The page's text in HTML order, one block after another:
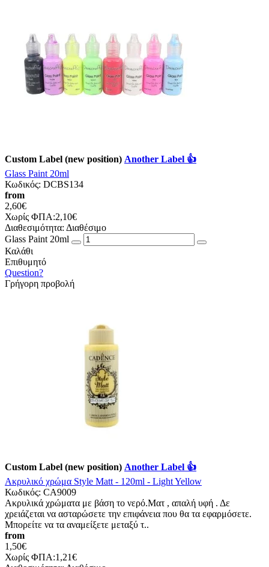
Custom Label (new position) Another Label 👍
Glass Paint 20ml
Κωδικός: DCBS134
from
2,60€
Χωρίς ΦΠΑ:2,10€
Διαθεσιμότητα: Διαθέσιμο
Glass Paint 20ml
Καλάθι
Επιθυμητό
Question?
Γρήγορη προβολή
Custom Label (new position) Another Label 👍
Ακρυλικό χρώμα Style Matt - 120ml - Light Yellow
Κωδικός: CA9009
Ακρυλικά χρώματα με βάση το νερό.Ματ , απαλή υφή . Δε
χρειάζεται να ασταρώσετε την επιφάνεια που θα τα εφαρμόσετε.
Μπορείτε να τα αναμείξετε μεταξύ τ..
from
1,50€
Χωρίς ΦΠΑ:1,21€